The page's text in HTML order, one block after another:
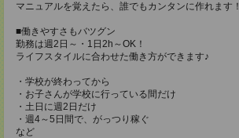
マニュアルを覚えたら、誰でもカンタンに作れます！
■働きやすさもバツグン
勤務は週2日～・1日2h～OK！
ライフスタイルに合わせた働き方ができます♪
・学校が終わってから
・お子さんが学校に行っている間だけ
・土日に週2日だけ
・週4～5日間で、がっつり稼ぐ
など